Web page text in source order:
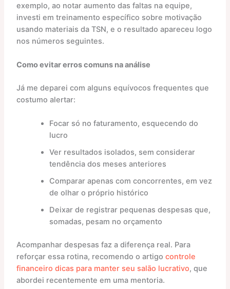
exemplo, ao notar aumento das faltas na equipe,
investi em treinamento específico sobre motivação
usando materiais da TSN, e o resultado apareceu logo
nos números seguintes.
Como evitar erros comuns na análise
Já me deparei com alguns equívocos frequentes que
costumo alertar:
Focar só no faturamento, esquecendo do
lucro
Ver resultados isolados, sem considerar
tendência dos meses anteriores
Comparar apenas com concorrentes, em vez
de olhar o próprio histórico
Deixar de registrar pequenas despesas que,
somadas, pesam no orçamento
Acompanhar despesas faz a diferença real. Para
reforçar essa rotina, recomendo o artigo controle
financeiro dicas para manter seu salão lucrativo, que
abordei recentemente em uma mentoria.